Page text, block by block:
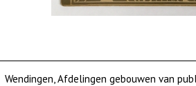
Wendingen, Afdelingen gebouwen van